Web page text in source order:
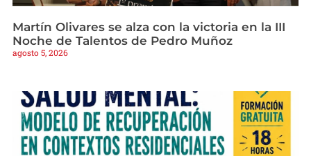
Martín Olivares se alza con la victoria en la III
Noche de Talentos de Pedro Muñoz
agosto 5, 2026